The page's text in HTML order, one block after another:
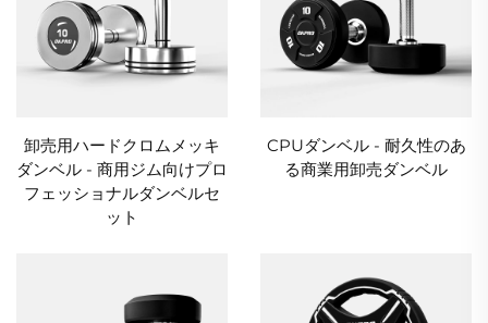
卸売用ハードクロムメッキ
ダンベル - 商用ジム向けプロ
フェッショナルダンベルセ
ット
CPUダンベル - 耐久性のあ
る商業用卸売ダンベル